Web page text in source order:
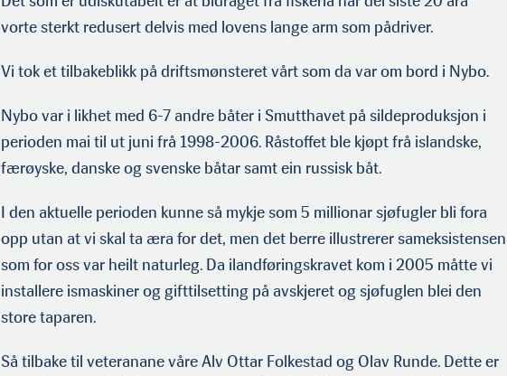
vorte sterkt redusert delvis med lovens lange arm som pådriver.
Vi tok et tilbakeblikk på driftsmønsteret vårt som da var om bord i Nybo.
Nybo var i likhet med 6-7 andre båter i Smutthavet på sildeproduksjon i
perioden mai til ut juni frå 1998-2006. Råstoffet ble kjøpt frå islandske,
færøyske, danske og svenske båtar samt ein russisk båt.
I den aktuelle perioden kunne så mykje som 5 millionar sjøfugler bli fora
opp utan at vi skal ta æra for det, men det berre illustrerer sameksistensen
som for oss var heilt naturleg. Da ilandføringskravet kom i 2005 måtte vi
installere ismaskiner og gifttilsetting på avskjeret og sjøfuglen blei den
store taparen.
Så tilbake til veteranane våre Alv Ottar Folkestad og Olav Runde. Dette er